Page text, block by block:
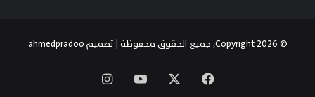
© Copyright 2026, جميع الحقوق محفوظة | تصميم ahmedpradoo
فيسبوك ‫YouTube